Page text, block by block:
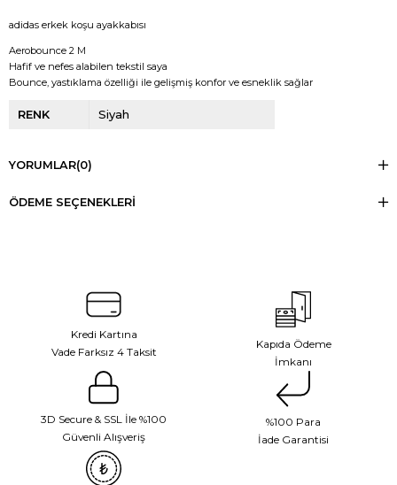
adidas erkek koşu ayakkabısı
Aerobounce 2 M
Hafif ve nefes alabilen tekstil saya
Bounce, yastıklama özelliği ile gelişmiş konfor ve esneklik sağlar
RENK Siyah
YORUMLAR(0)
ÖDEME SEÇENEKLERI
Kredi Kartına
Vade Farksız 4 Taksit
Kapıda Ödeme
İmkanı
3D Secure & SSL İle %100
Güvenli Alışveriş
%100 Para
İade Garantisi